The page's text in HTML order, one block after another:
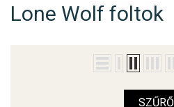
Lone Wolf foltok
SZŰRŐ